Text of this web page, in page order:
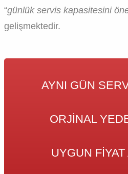
“günlük servis kapasitesini
gelişmektedir.
AYNI GÜN
ORJINAL
UYGUN FIYAT